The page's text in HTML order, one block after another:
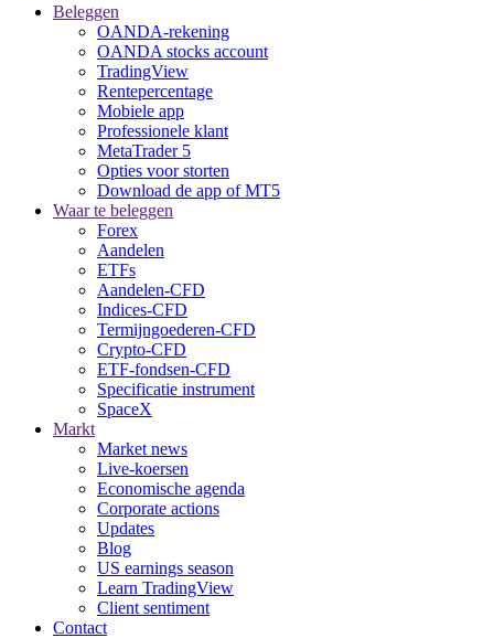
Beleggen
OANDA-rekening
OANDA stocks account
TradingView
Rentepercentage
Mobiele app
Professionele klant
MetaTrader 5
Opties voor storten
Download de app of MT5
Waar te beleggen
Forex
Aandelen
ETFs
Aandelen-CFD
Indices-CFD
Termijngoederen-CFD
Crypto-CFD
ETF-fondsen-CFD
Specificatie instrument
SpaceX
Markt
Market news
Live-koersen
Economische agenda
Corporate actions
Updates
Blog
US earnings season
Learn TradingView
Client sentiment
Contact